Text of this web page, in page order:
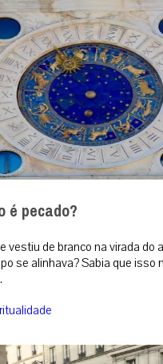
é pecado?
vestiu de branco na virada do
se alinhava? Sabia que isso